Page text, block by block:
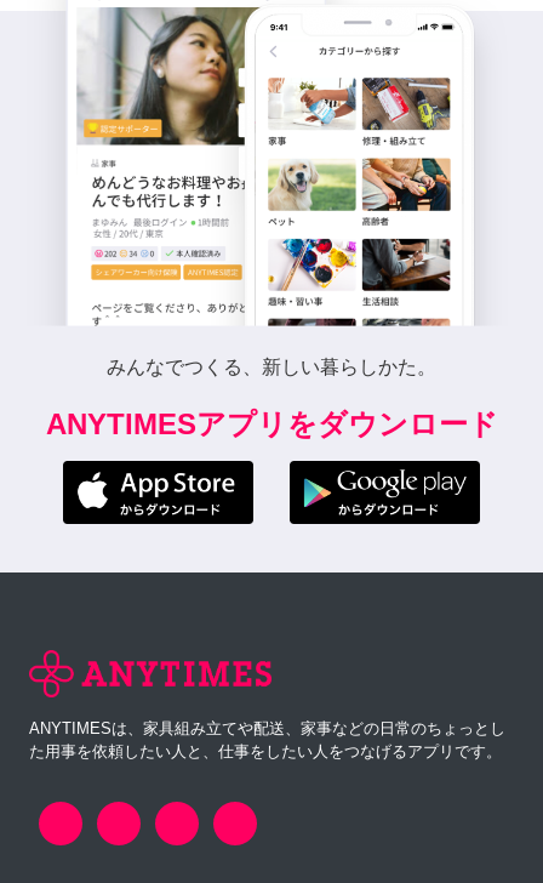
みんなでつくる、新しい暮らしかた。
ANYTIMESアプリをダウンロード
ANYTIMESは、家具組み立てや配送、家事などの日常のちょっとし
た用事を依頼したい人と、仕事をしたい人をつなげるアプリです。